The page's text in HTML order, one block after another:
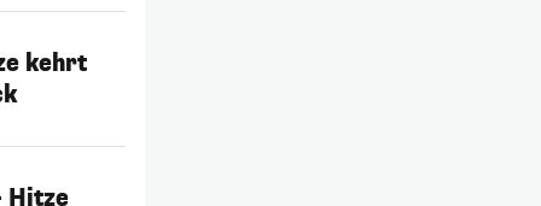
kehrt
Hitze